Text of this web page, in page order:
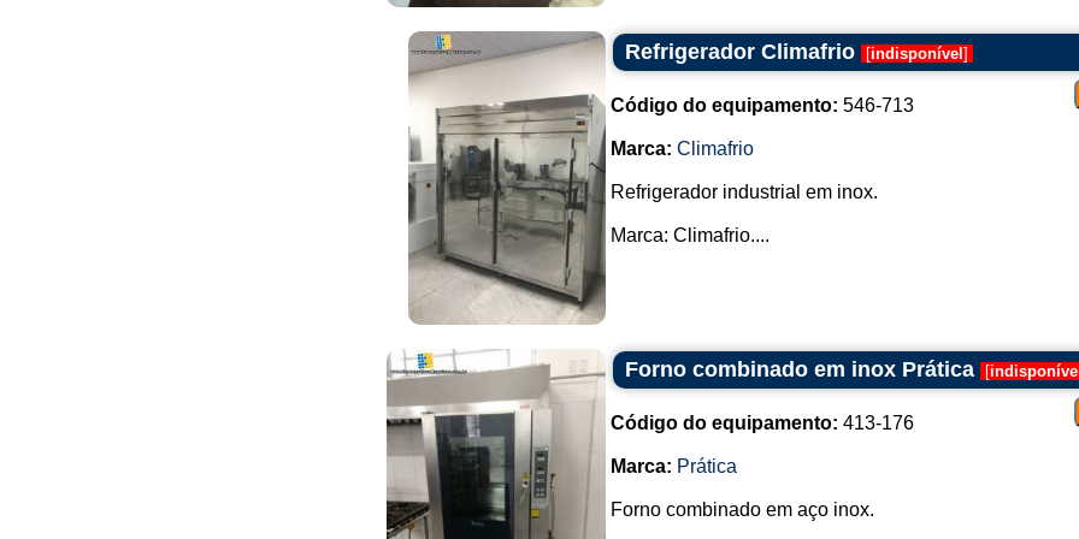
Refrigerador Climafrio [indisponível ]
Código do equipamento: 546-713
Marca: Climafrio
Refrigerador industrial em inox.
Marca: Climafrio....
Forno combinado em inox Prática [
Código do equipamento: 413-176
Marca: Prática
Forno combinado em aço inox.